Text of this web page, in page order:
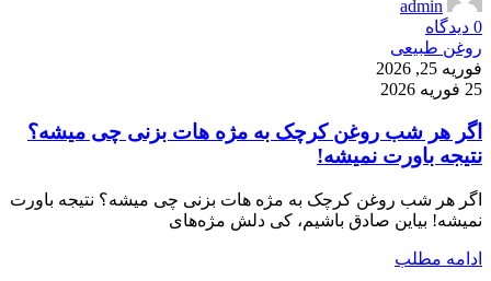
admin
0 دیدگاه
روغن طبیعی
فوریه 25, 2026
25 فوریه 2026
اگر هر شب روغن کرچک به مژه هات بزنی چی میشه؟
نتیجه باورت نمیشه!
اگر هر شب روغن کرچک به مژه هات بزنی چی میشه؟ نتیجه باورت
نمیشه! بیاین صادق باشیم، کی دلش مژه‌های
ادامه مطلب